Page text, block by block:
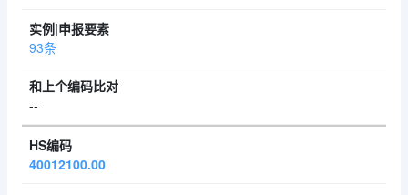
93条
--
40012100.00